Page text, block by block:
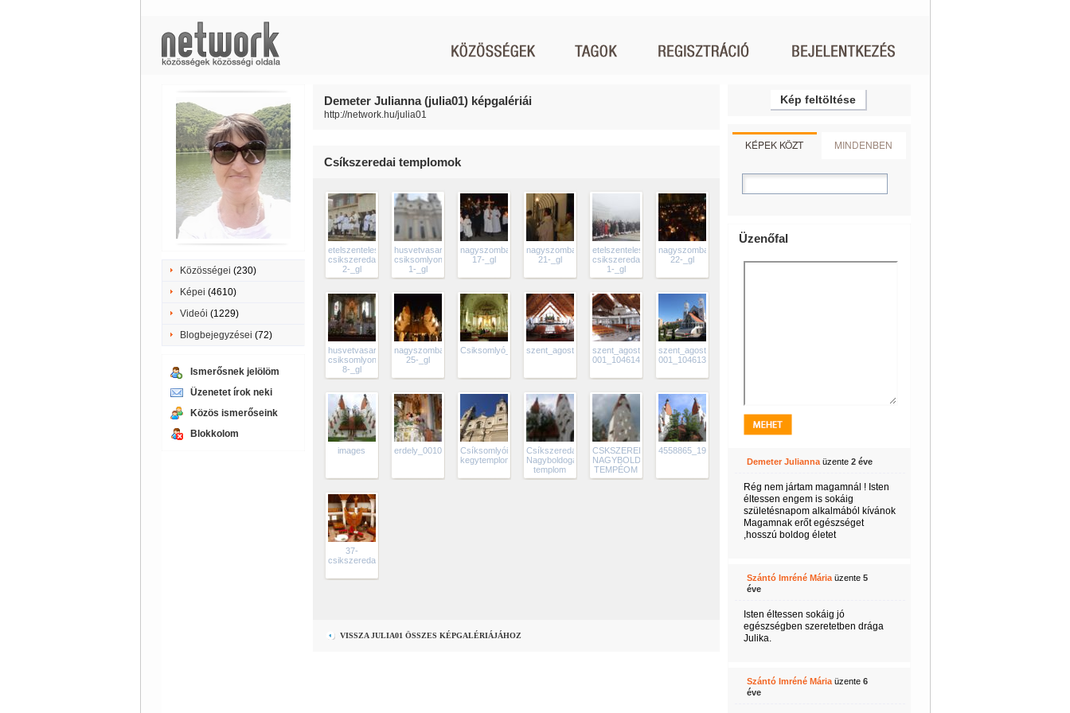
Közösségei (230)
Képei (4610)
Videói (1229)
Blogbejegyzései (72)
Ismerősnek jelölöm
Üzenetet írok neki
Közös ismerőseink
Blokkolom
Demeter Julianna (julia01) képgalériái
http://network.hu/julia01
Csíkszeredai templomok
etelszenteles-
csikszeredaban-
2-_gl
husvetvasarnap-
csiksomlyon-
1-_gl
nagyszombat-
17-_gl
nagyszombat-
21-_gl
etelszenteles-
csikszeredaban-
1-_gl
nagyszombat-
22-_gl
husvetvasarnap-
csiksomlyon-
8-_gl
nagyszombat-
25-_gl
Csiksomlyó_kegytemplomszent_agoston_templom_csikszereda_belul_1046141_9877
szent_agoston_templom_csikszereda_belul-
001_1046143_6443
szent_agoston_templom_csikszereda-
001_1046139_2256
images erdely_00109
Csíksomlyói
kegytemplom
Csíkszeredai
Nagyboldogasszony
templom
CSKSZEREDAI
NAGYBOLDOGASSZOBY
TEMPÉOM
4558865_19b6769d457b18ddba49a4602a41e92a_m
37-
csikszereda
VISSZA JULIA01 ÖSSZES KÉPGALÉRIÁJÁHOZ
Kép feltöltése
KÉPEK KÖZT MINDENBEN
Üzenőfal
Demeter Juliannaüzente 2 éve
Rég nem jártam magamnál ! Isten
éltessen engem is sokáig
születésnapom alkalmából kívánok
Magamnak erőt egészséget
,hosszú boldog életet
Szántó Imréné Máriaüzente 5
éve
Isten éltessen sokáig jó
egészségben szeretetben drága
Julika.
Szántó Imréné Máriaüzente 6
éve